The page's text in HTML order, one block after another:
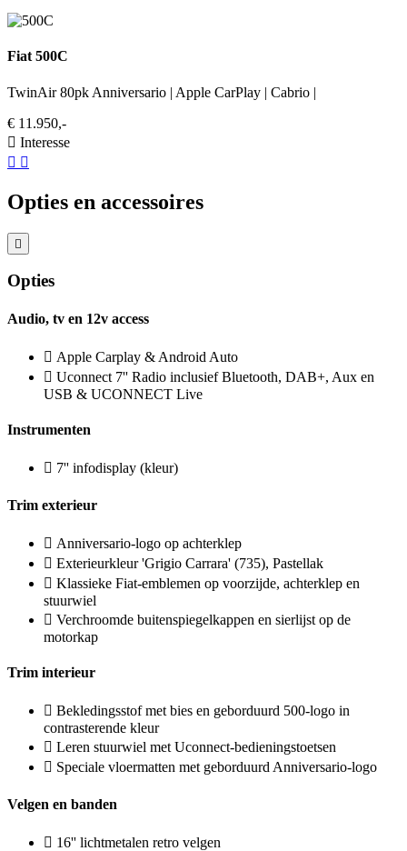
Fiat 500C
TwinAir 80pk Anniversario | Apple CarPlay | Cabrio |
€ 11.950,-
Interesse
Opties en accessoires
Opties
Audio, tv en 12v access
Apple Carplay & Android Auto
Uconnect 7'' Radio inclusief Bluetooth, DAB+, Aux en
USB & UCONNECT Live
Instrumenten
7'' infodisplay (kleur)
Trim exterieur
Anniversario-logo op achterklep
Exterieurkleur 'Grigio Carrara' (735), Pastellak
Klassieke Fiat-emblemen op voorzijde, achterklep en
stuurwiel
Verchroomde buitenspiegelkappen en sierlijst op de
motorkap
Trim interieur
Bekledingsstof met bies en geborduurd 500-logo in
contrasterende kleur
Leren stuurwiel met Uconnect-bedieningstoetsen
Speciale vloermatten met geborduurd Anniversario-logo
Velgen en banden
16'' lichtmetalen retro velgen